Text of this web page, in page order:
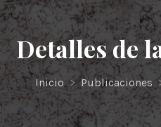
Detalles de
Inicio > Publicaciones